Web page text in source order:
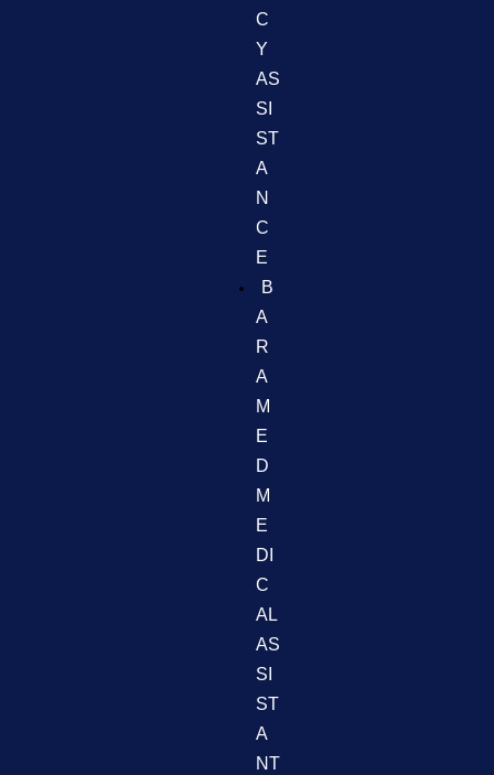
C
Y
AS
SI
ST
A
N
C
E
B
A
R
A
M
E
D
M
E
DI
C
AL
AS
SI
ST
A
NT